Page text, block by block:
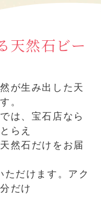
天然石ビー
が生み出した天
。
は、宝石店なら
らえ
然石だけをお届
だけます。アク
だけ